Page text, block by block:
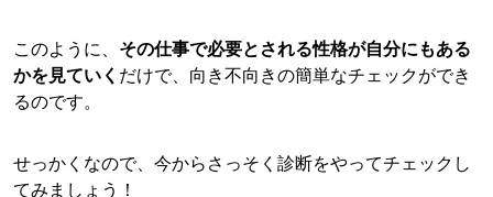
このように、 その仕事で必要とされる性格が自分にもある
かを見ていく だけで、向き不向きの簡単なチェックができ
るのです。
せっかくなので、今からさっそく診断をやってチェックし
てみましょう！